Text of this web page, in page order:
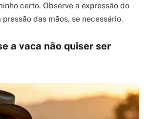
certo. Observe a expressão do
das mãos, se necessário.
a vaca não quiser ser